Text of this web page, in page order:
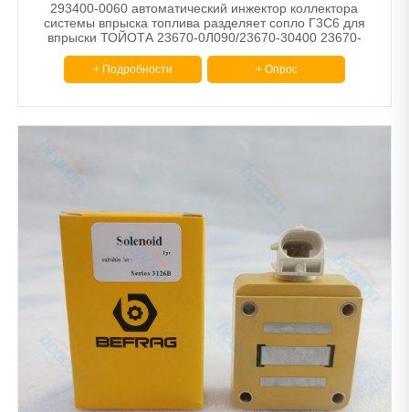
293400-0060 автоматический инжектор коллектора
системы впрыска топлива разделяет сопло Г3С6 для
впрыски ТОЙОТА 23670-0Л090/23670-30400 23670-
39365
+ Подробности + Опрос